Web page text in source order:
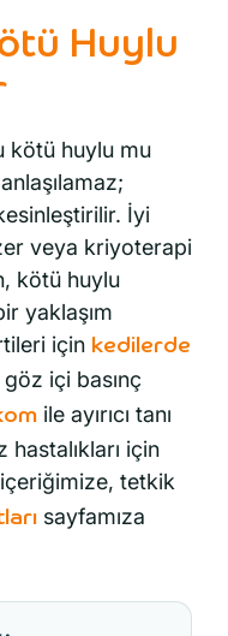
Huylu
kötü huylu mu
İyi
veya kriyoterapi
kötü huylu
yaklaşım
için kedilerde
göz içi basınç
ile ayırıcı tanı
için
içeriğimize, tetkik
sayfamıza